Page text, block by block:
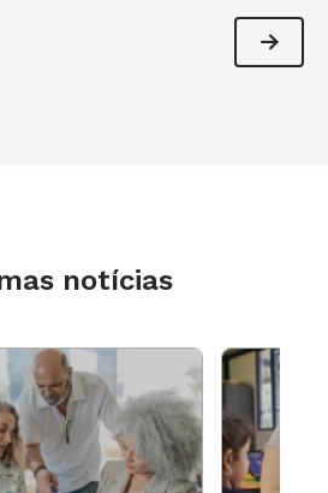
para que façam
uma já enraizada forma de
dos exemplos de planejamento da
sobre possíveis concepções
de que uma comunidade
pode ser um caminho para
notícias